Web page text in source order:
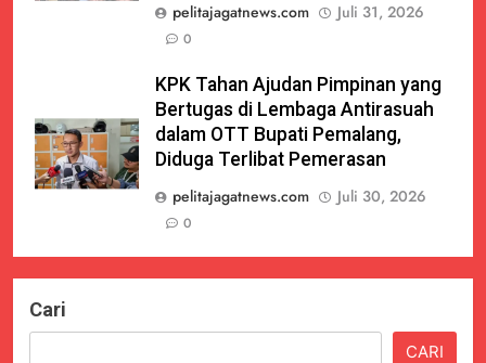
pelitajagatnews.com
Juli 31, 2026
0
KPK Tahan Ajudan Pimpinan yang
Bertugas di Lembaga Antirasuah
dalam OTT Bupati Pemalang,
Diduga Terlibat Pemerasan
pelitajagatnews.com
Juli 30, 2026
0
Cari
CARI